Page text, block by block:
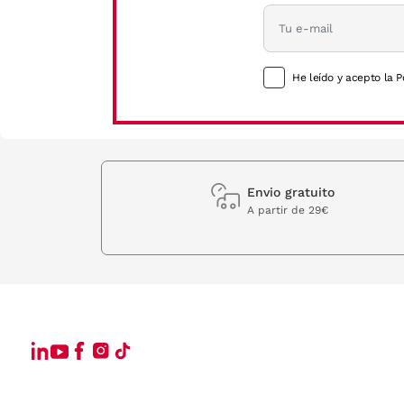
He leído y acepto la
Envio gratuito
A partir de 29€